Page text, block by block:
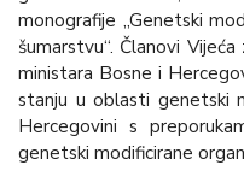
monografije „Genetski
šumarstvu“. Članovi
ministara Bosne i
stanju u oblasti genetski
Hercegovini s
genetski modificirane